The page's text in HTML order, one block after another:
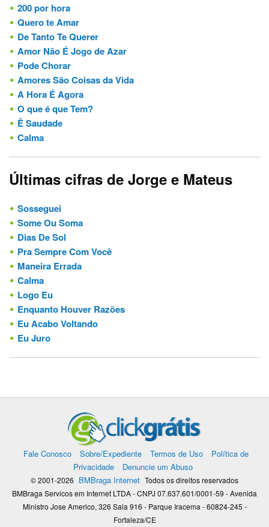
200 por hora
Quero te Amar
De Tanto Te Querer
Amor Não É Jogo de Azar
Pode Chorar
Amores São Coisas da Vida
A Hora É Agora
O que é que Tem?
Ê Saudade
Calma
Últimas cifras de Jorge e Mateus
Sosseguei
Some Ou Soma
Dias De Sol
Pra Sempre Com Você
Maneira Errada
Calma
Logo Eu
Enquanto Houver Razões
Eu Acabo Voltando
Eu Juro
Fale Conosco Sobre/Expediente Termos de Uso
Política de
Privacidade
Denuncie um Abuso
© 2001-2026 BMBraga Internet Todos os direitos reservados
BMBraga Servicos em Internet LTDA - CNPJ 07.637.601/0001-59 - Avenida
Ministro Jose Americo, 326 Sala 916 - Parque Iracema - 60824-245 -
Fortaleza/CE